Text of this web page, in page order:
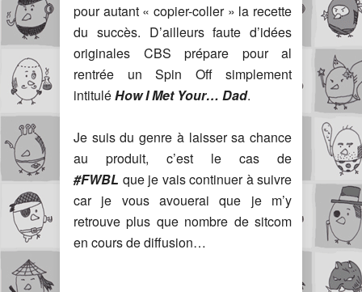
pour autant « copier-coller » la recette
du succès. D’ailleurs faute d’idées
originales CBS prépare pour al
rentrée un Spin Off simplement
intituléHow I Met Your… Dad.
Je suis du genre à laisser sa chance
au produit, c’est le cas de
#FWBL que je vais continuer à suivre
car je vous avouerai que je m’y
retrouve plus que nombre de sitcom
en cours de diffusion…